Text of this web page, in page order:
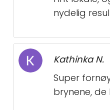
nydelig
Kathinka N.
Super
brynene,